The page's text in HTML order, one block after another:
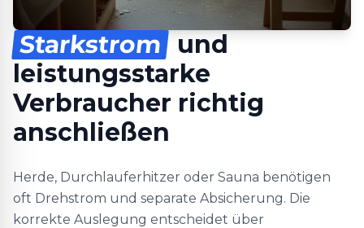
Starkstrom
und
leistungsstarke
Verbraucher richtig
anschließen
Herde, Durchlauferhitzer oder Sauna benötigen
oft Drehstrom und separate Absicherung. Die
korrekte Auslegung entscheidet über